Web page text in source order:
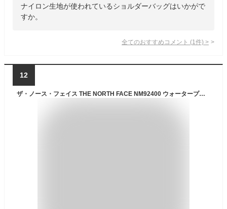
ナイロン生地が使われているショルダーバッグはいかがで
すか。
全てのおすすめコメント (1 件) >
12
ザ・ノース・フェイス THE NORTH FACE NM92400 ウォータープルーフショルダーポケット WP SHOULDER POCKET 2.5L バッグ ポーチ サコッシュ ポシェット アウトドア メンズ レディース 防水 撥水 鞄 2カラー 国内正規 2025SS 10%OFF セール